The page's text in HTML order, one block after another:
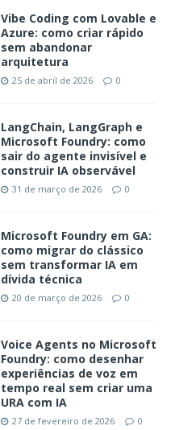
Vibe Coding com Lovable e
Azure: como criar rápido
sem abandonar
arquitetura
25 de abril de 2026 0
LangChain, LangGraph e
Microsoft Foundry: como
sair do agente invisível e
construir IA observável
31 de março de 2026 0
Microsoft Foundry em GA:
como migrar do clássico
sem transformar IA em
dívida técnica
20 de março de 2026 0
Voice Agents no Microsoft
Foundry: como desenhar
experiências de voz em
tempo real sem criar uma
URA com IA
27 de fevereiro de 2026 0